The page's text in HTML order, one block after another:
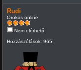
Rudi
Örökös online
Nem elérhető
Hozzászólások: 965